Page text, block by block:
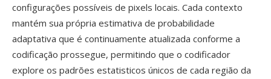
configurações possíveis de pixels locais. Cada contexto
mantém sua própria estimativa de probabilidade
adaptativa que é continuamente atualizada conforme a
codificação prossegue, permitindo que o codificador
explore os padrões estatisticos únicos de cada região da